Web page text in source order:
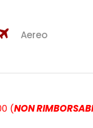
Aereo
(NON